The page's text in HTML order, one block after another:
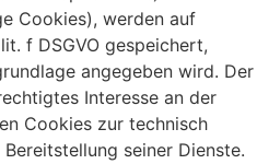
Cookies), werden auf
f DSGVO gespeichert,
angegeben wird. Der
Interesse an der
Cookies zur technisch
seiner Dienste.